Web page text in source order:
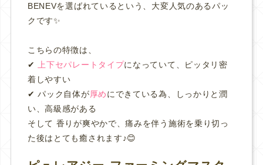
BENEVを選ばれているという、大変人気のあるパッ
クです✨
こちらの特徴は、
✔︎
上下セパレートタイプになっていて、ピッタリ密
着しやすい
✔︎ パック自体が厚めにできている為、しっかりと潤
い、高級感がある
そして 香りが爽やかで、痛みを伴う施術を乗り切っ
た後はとても癒されます♪😊